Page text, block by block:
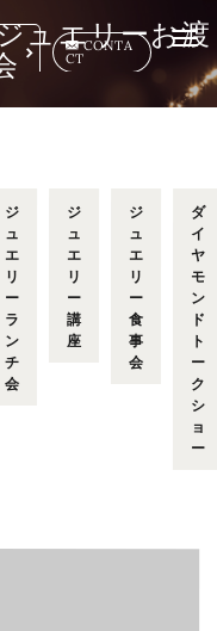
CONTA
CT
ュエリーお渡
ジ
ュ
エ
リ
ー
ラ
ン
チ
会
ジ
ュ
エ
リ
ー
講
座
ジ
ュ
エ
リ
ー
食
事
会
ダ
イ
ヤ
モ
ン
ド
ト
ー
ク
シ
ョ
ー